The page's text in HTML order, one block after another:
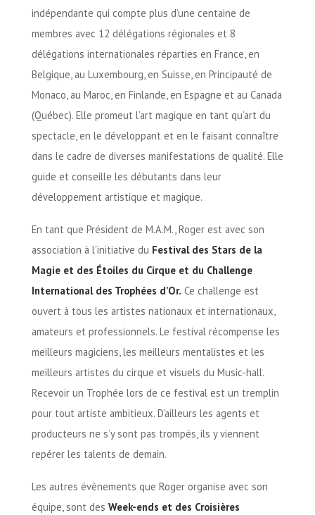
indépendante qui compte plus d’une centaine de
membres avec 12 délégations régionales et 8
délégations internationales réparties en France, en
Belgique, au Luxembourg, en Suisse, en Principauté de
Monaco, au Maroc, en Finlande, en Espagne et au Canada
(Québec). Elle promeut l’art magique en tant qu’art du
spectacle, en le développant et en le faisant connaître
dans le cadre de diverses manifestations de qualité. Elle
guide et conseille les débutants dans leur
développement artistique et magique.
En tant que Président de M.A.M., Roger est avec son
association à l’initiative du Festival des Stars de la
Magie et des Étoiles du Cirque et du Challenge
International des Trophées d’Or. Ce challenge est
ouvert à tous les artistes nationaux et internationaux,
amateurs et professionnels. Le festival récompense les
meilleurs magiciens, les meilleurs mentalistes et les
meilleurs artistes du cirque et visuels du Music-hall.
Recevoir un Trophée lors de ce festival est un tremplin
pour tout artiste ambitieux. D’ailleurs les agents et
producteurs ne s’y sont pas trompés, ils y viennent
repérer les talents de demain.
Les autres évènements que Roger organise avec son
équipe, sont des Week-ends et des Croisières